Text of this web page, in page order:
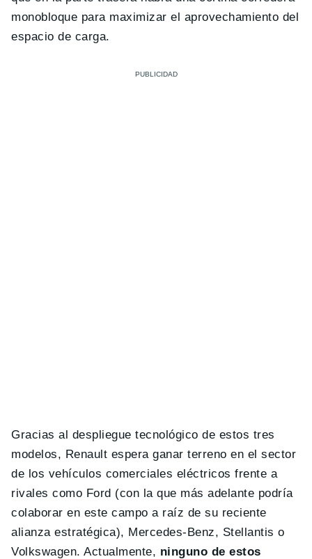
monobloque para maximizar el aprovechamiento del
espacio de carga.
Gracias al despliegue tecnológico de estos tres
modelos, Renault espera ganar terreno en el sector
de los vehículos comerciales eléctricos frente a
rivales como Ford (con la que más adelante podría
colaborar en este campo a raíz de su reciente
alianza estratégica), Mercedes-Benz, Stellantis o
Volkswagen. Actualmente, ninguno de estos